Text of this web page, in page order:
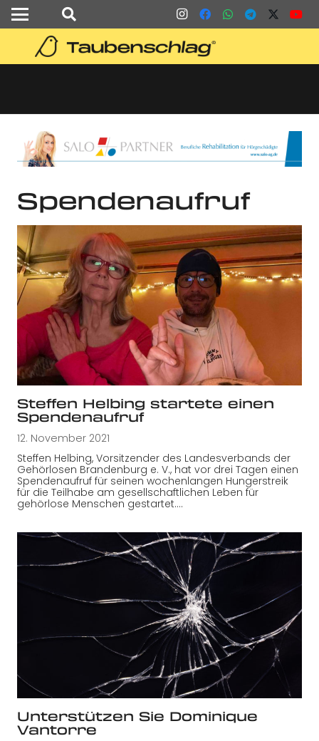
Spendenaufruf
Steffen Helbing startete einen
Spendenaufruf
12. November 2021
Steffen Helbing, Vorsitzender des Landesverbands der
Gehörlosen Brandenburg e. V., hat vor drei Tagen einen
Spendenaufruf für seinen wochenlangen Hungerstreik
für die Teilhabe am gesellschaftlichen Leben für
gehörlose Menschen gestartet.…
Unterstützen Sie Dominique
Vantorre